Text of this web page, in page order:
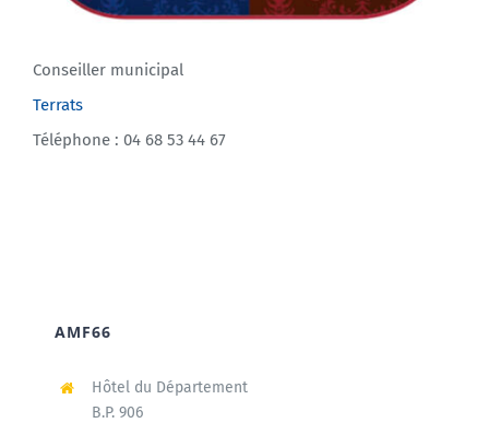
Conseiller municipal
Terrats
Téléphone : 04 68 53 44 67
AMF66
Hôtel du Département
B.P. 906